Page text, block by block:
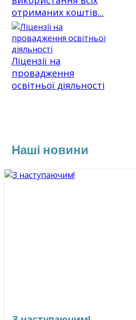
отриманих коштів...
Ліцензії на
провадження
освітньої діяльності
Наші новини